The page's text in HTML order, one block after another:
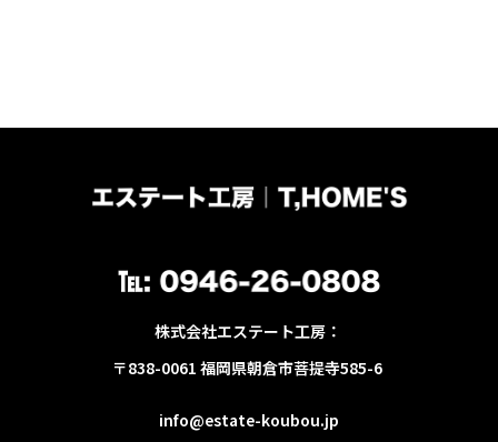
株式会社エステート工房：
〒838-0061 福岡県朝倉市菩提寺585-6
info@estate-koubou.jp